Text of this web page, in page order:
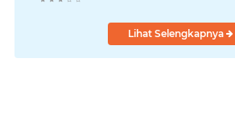
Lihat Selengkapnya